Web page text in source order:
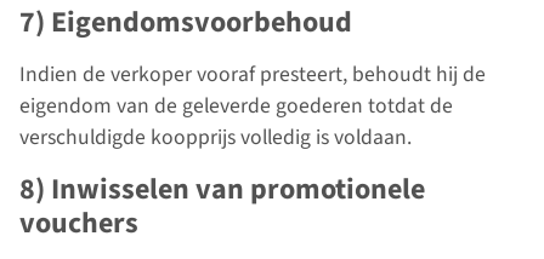
7) Eigendomsvoorbehoud
Indien de verkoper vooraf presteert, behoudt hij de
eigendom van de geleverde goederen totdat de
verschuldigde koopprijs volledig is voldaan.
8) Inwisselen van promotionele
vouchers